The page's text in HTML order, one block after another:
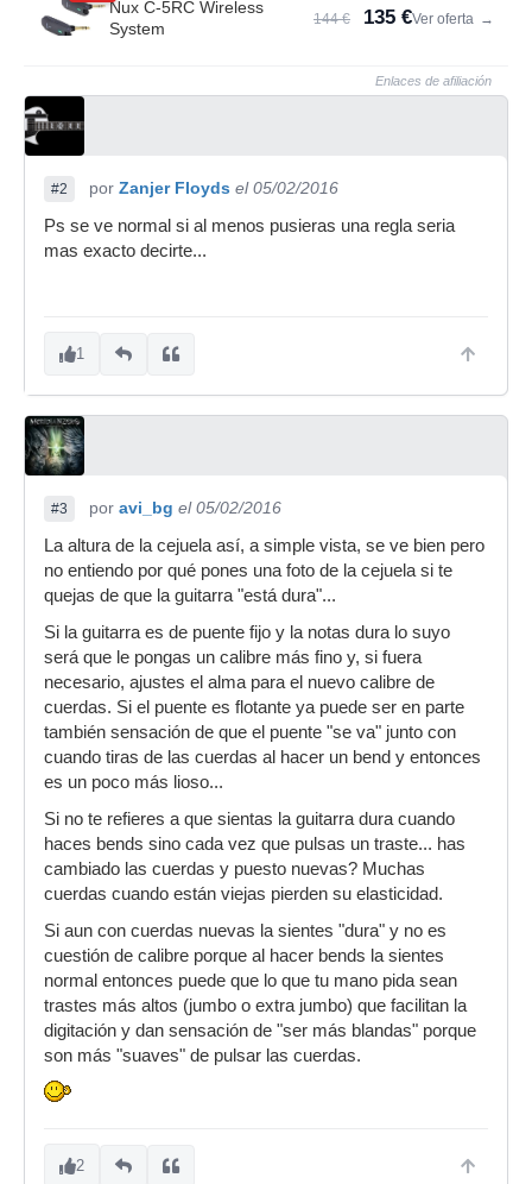
Nux C-5RC Wireless
System
144 € 135 €Ver oferta →
Enlaces de afiliación
#2 por Zanjer Floyds el 05/02/2016
Ps se ve normal si al menos pusieras una regla seria
mas exacto decirte...
1
#3 por avi_bg el 05/02/2016
La altura de la cejuela así, a simple vista, se ve bien pero
no entiendo por qué pones una foto de la cejuela si te
quejas de que la guitarra "está dura"...
Si la guitarra es de puente fijo y la notas dura lo suyo
será que le pongas un calibre más fino y, si fuera
necesario, ajustes el alma para el nuevo calibre de
cuerdas. Si el puente es flotante ya puede ser en parte
también sensación de que el puente "se va" junto con
cuando tiras de las cuerdas al hacer un bend y entonces
es un poco más lioso...
Si no te refieres a que sientas la guitarra dura cuando
haces bends sino cada vez que pulsas un traste... has
cambiado las cuerdas y puesto nuevas? Muchas
cuerdas cuando están viejas pierden su elasticidad.
Si aun con cuerdas nuevas la sientes "dura" y no es
cuestión de calibre porque al hacer bends la sientes
normal entonces puede que lo que tu mano pida sean
trastes más altos (jumbo o extra jumbo) que facilitan la
digitación y dan sensación de "ser más blandas" porque
son más "suaves" de pulsar las cuerdas.
2